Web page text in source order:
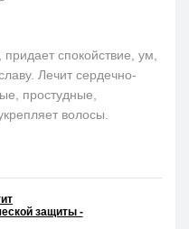
спокойствие, ум,
Лечит сердечно-
простудные,
волосы.
защиты -